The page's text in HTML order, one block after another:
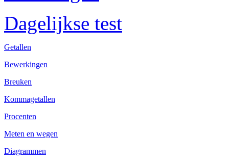
Dagelijkse test
Getallen
Bewerkingen
Breuken
Kommagetallen
Procenten
Meten en wegen
Diagrammen